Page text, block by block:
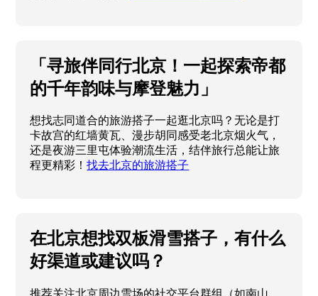
「寻旅伴同行北京！一起探索帝都
的千年韵味与摩登魅力」
想找志同道合的旅游搭子一起逛北京吗？无论是打
卡故宫的红墙黄瓦、漫步胡同感受老北京烟火气，
还是夜游三里屯体验潮流生活，结伴旅行总能让旅
程更精彩！找去北京的旅游搭子
在北京想找双板滑雪搭子，有什么
好渠道或建议吗？